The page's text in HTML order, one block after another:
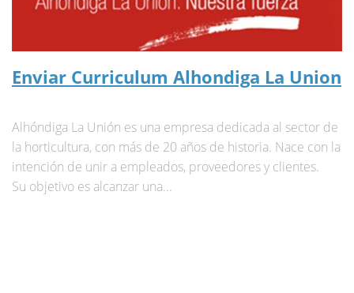
Enviar Curriculum Alhondiga La Union
Alhóndiga La Unión es una empresa dedicada al sector de
la horticultura, con más de 20 años de historia. Nace con la
intención de unir a empleados, proveedores y clientes.
Su objetivo es alcanzar una...